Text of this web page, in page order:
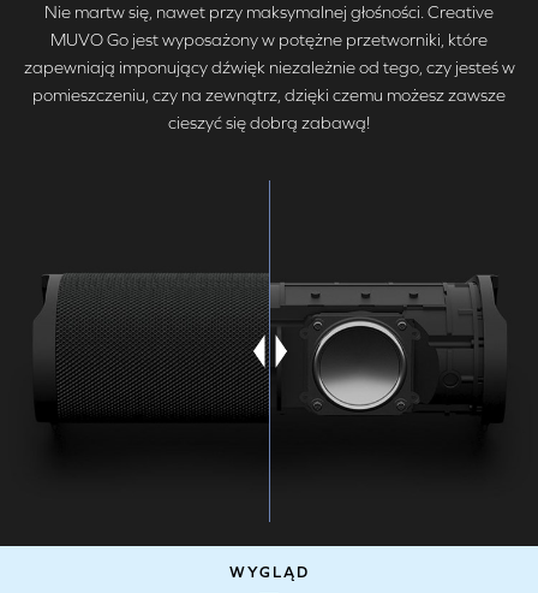
Nie martw się, nawet przy maksymalnej głośności. Creative
MUVO Go jest wyposażony w potężne przetworniki, które
zapewniają imponujący dźwięk niezależnie od tego, czy jesteś w
pomieszczeniu, czy na zewnątrz, dzięki czemu możesz zawsze
cieszyć się dobrą zabawą!
WYGLĄD